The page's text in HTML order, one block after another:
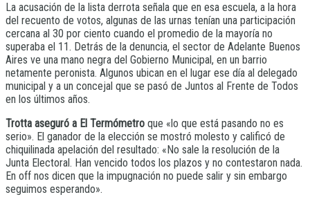
La acusación de la lista derrota señala que en esa escuela, a la hora
del recuento de votos, algunas de las urnas tenían una participación
cercana al 30 por ciento cuando el promedio de la mayoría no
superaba el 11. Detrás de la denuncia, el sector de Adelante Buenos
Aires ve una mano negra del Gobierno Municipal, en un barrio
netamente peronista. Algunos ubican en el lugar ese día al delegado
municipal y a un concejal que se pasó de Juntos al Frente de Todos
en los últimos años.
Trotta aseguró a El Termómetro que «lo que está pasando no es
serio». El ganador de la elección se mostró molesto y calificó de
chiquilinada apelación del resultado: «No sale la resolución de la
Junta Electoral. Han vencido todos los plazos y no contestaron nada.
En off nos dicen que la impugnación no puede salir y sin embargo
seguimos esperando».